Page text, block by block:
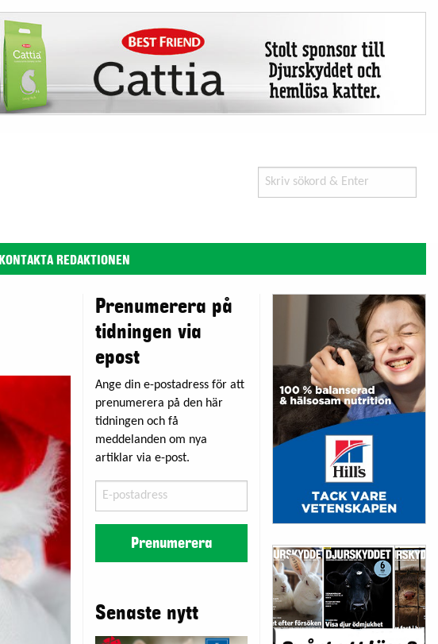
Search
for:
KONTAKTA REDAKTIONEN
Prenumerera på
tidningen via
epost
Ange din e-postadress för att
prenumerera på den här
tidningen och få
meddelanden om nya
artiklar via e-post.
postadress
Prenumerera
Senaste nytt